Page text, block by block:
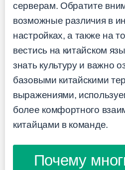
серверам. Обратите
возможные различия в
настройках, а также на
вестись на китайском
знать культуру и важно
базовыми китайскими
выражениями,
более комфортного
китайцами в команде.
Почему